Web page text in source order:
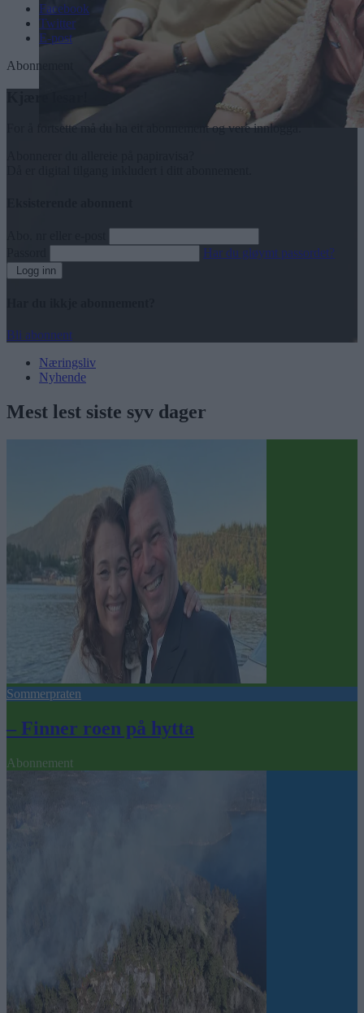
Facebook
Twitter
E-post
Abonnement
For å fortsette må du ha eit abonnement og vere innlogga.
Har du gløymt passordet?
Logg inn
Bli abonnent
Næringsliv
Nyhende
Mest lest siste syv dager
Sommerpraten
– Finner roen på hytta
Abonnement